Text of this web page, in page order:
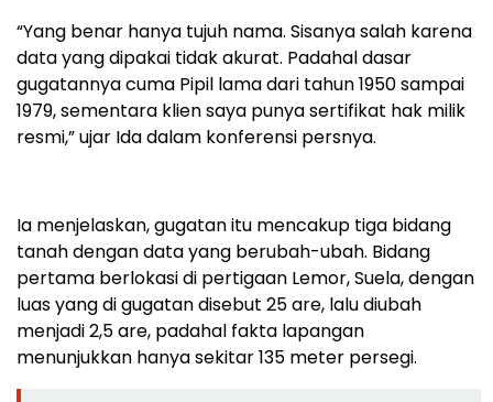
“Yang benar hanya tujuh nama. Sisanya salah karena
data yang dipakai tidak akurat. Padahal dasar
gugatannya cuma Pipil lama dari tahun 1950 sampai
1979, sementara klien saya punya sertifikat hak milik
resmi,” ujar Ida dalam konferensi persnya.
Ia menjelaskan, gugatan itu mencakup tiga bidang
tanah dengan data yang berubah-ubah. Bidang
pertama berlokasi di pertigaan Lemor, Suela, dengan
luas yang di gugatan disebut 25 are, lalu diubah
menjadi 2,5 are, padahal fakta lapangan
menunjukkan hanya sekitar 135 meter persegi.